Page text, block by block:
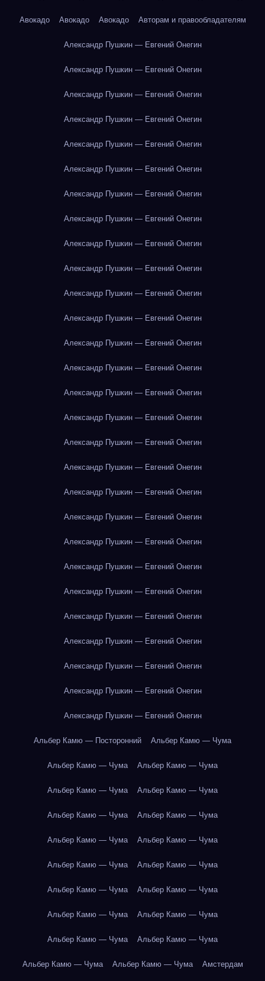
Авокадо Авокадо Авокадо Авторам и правообладателям
Александр Пушкин — Евгений Онегин
Александр Пушкин — Евгений Онегин
Александр Пушкин — Евгений Онегин
Александр Пушкин — Евгений Онегин
Александр Пушкин — Евгений Онегин
Александр Пушкин — Евгений Онегин
Александр Пушкин — Евгений Онегин
Александр Пушкин — Евгений Онегин
Александр Пушкин — Евгений Онегин
Александр Пушкин — Евгений Онегин
Александр Пушкин — Евгений Онегин
Александр Пушкин — Евгений Онегин
Александр Пушкин — Евгений Онегин
Александр Пушкин — Евгений Онегин
Александр Пушкин — Евгений Онегин
Александр Пушкин — Евгений Онегин
Александр Пушкин — Евгений Онегин
Александр Пушкин — Евгений Онегин
Александр Пушкин — Евгений Онегин
Александр Пушкин — Евгений Онегин
Александр Пушкин — Евгений Онегин
Александр Пушкин — Евгений Онегин
Александр Пушкин — Евгений Онегин
Александр Пушкин — Евгений Онегин
Александр Пушкин — Евгений Онегин
Александр Пушкин — Евгений Онегин
Александр Пушкин — Евгений Онегин
Александр Пушкин — Евгений Онегин
Альбер Камю — Посторонний Альбер Камю — Чума
Альбер Камю — Чума Альбер Камю — Чума
Альбер Камю — Чума Альбер Камю — Чума
Альбер Камю — Чума Альбер Камю — Чума
Альбер Камю — Чума Альбер Камю — Чума
Альбер Камю — Чума Альбер Камю — Чума
Альбер Камю — Чума Альбер Камю — Чума
Альбер Камю — Чума Альбер Камю — Чума
Альбер Камю — Чума Альбер Камю — Чума
Альбер Камю — Чума Альбер Камю — Чума Амстердам